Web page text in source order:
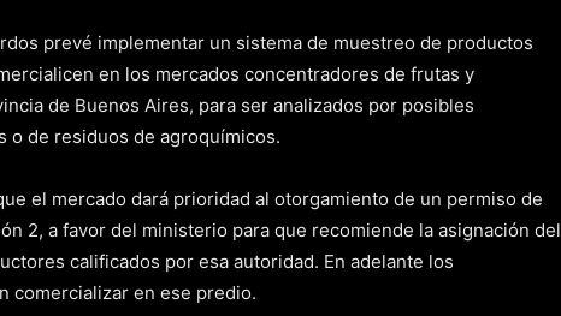
prevé implementar un sistema de muestreo de productos
en los mercados concentradores de frutas y
de Buenos Aires, para ser analizados por posibles
o de residuos de agroquímicos.
el mercado dará prioridad al otorgamiento de un permiso de
2, a favor del ministerio para que recomiende la asignación del
calificados por esa autoridad. En adelante los
comercializar en ese predio.